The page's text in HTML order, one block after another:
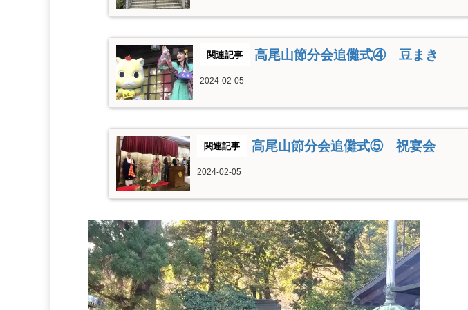
高尾山節分会追儺式④ 豆まき
2024-02-05
高尾山節分会追儺式⑤ 祝宴会
2024-02-05